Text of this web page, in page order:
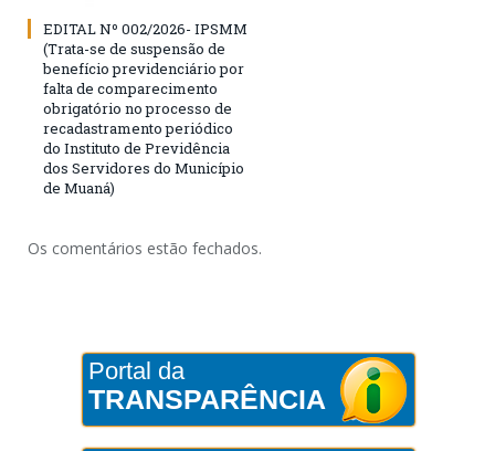
EDITAL Nº 002/2026- IPSMM
(Trata-se de suspensão de
benefício previdenciário por
falta de comparecimento
obrigatório no processo de
recadastramento periódico
do Instituto de Previdência
dos Servidores do Município
de Muaná)
Os comentários estão fechados.
Portal da
TRANSPARÊNCIA